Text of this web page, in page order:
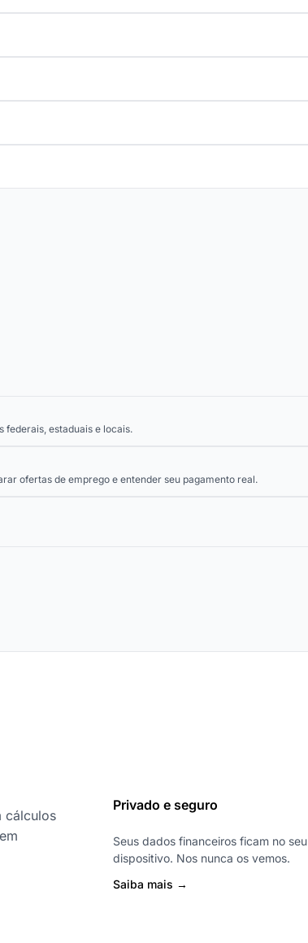
federais, estaduais e locais.
ofertas de emprego e entender seu pagamento real.
cálculos
Privado e seguro
Seus dados financeiros ficam no seu
dispositivo. Nos nunca os vemos.
Saiba mais →